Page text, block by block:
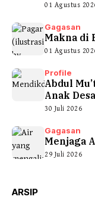
01 Agustus
Gagasan
Makna di
01 Agustus
Profile
Abdul
Anak
30 Juli 2026
Gagasan
Menjaga
29 Juli 2026
ARSIP